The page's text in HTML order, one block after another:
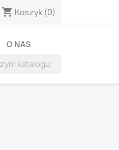
shopping_cart Koszyk (0)
O NAS